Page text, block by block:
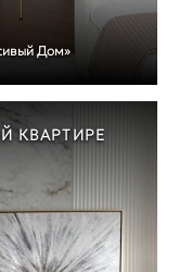
Дом»
КВАРТИРЕ